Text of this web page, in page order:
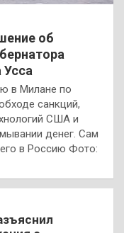
об
Усса
в Милане по
санкций,
США и
денег. Сам
в Россию Фото: